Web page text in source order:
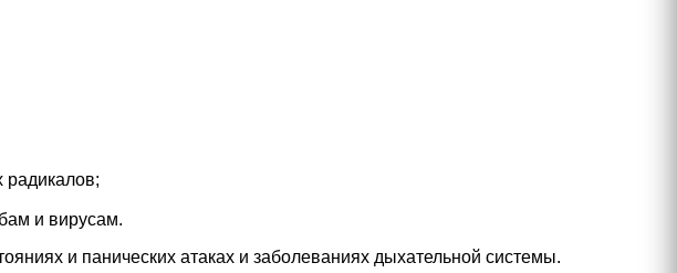
радикалов;
и вирусам.
и панических атаках и заболеваниях дыхательной системы.